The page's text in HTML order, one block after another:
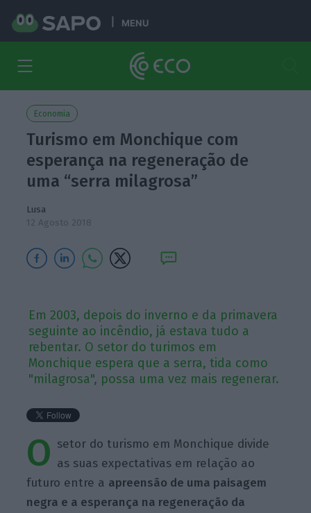
MENU
Economia
Turismo em Monchique com
esperança na regeneração de
uma “serra milagrosa”
Lusa
12 Agosto 2018
Em 2003, depois do inverno e da primavera
seguinte ao incêndio, já estava tudo a
rebentar. O setor do turimos em
Monchique espera que a serra, tida como
"milagrosa", possa uma vez mais regenerar.
O setor do turismo em Monchique divide
as suas expectativas em relação ao
futuro entre a apreensão de uma paisagem
negra e a esperança na regeneração da